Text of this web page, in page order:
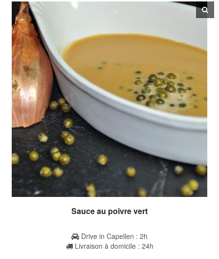
Sauce au poivre vert
Drive in Capellen : 2h
Livraison à domicile : 24h